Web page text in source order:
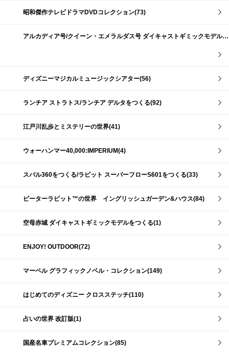
昭和傑作テレビドラマDVDコレクション(73)
アルカディア号/クイーン・エメラルダス号 ダイキャストギミックモデルをつくる(159)
ディズニーマジカルミュージックシアター(56)
ランチア ストラトス/ランチア デルタをつくる(92)
江戸川乱歩とミステリーの世界(41)
ウォーハンマー40,000:IMPERIUM(4)
スバル360をつくる/ラビット スーパーフローS601をつくる(33)
ピーターラビット™の世界 イングリッシュガーデン&ハウス(84)
空母赤城 ダイキャストギミックモデルをつくる(1)
ENJOY! OUTDOOR(72)
マーベル グラフィックノベル・コレクション(149)
はじめてのディズニー クロスステッチ(110)
占いの世界 改訂版(1)
国産名車プレミアムコレクション(85)